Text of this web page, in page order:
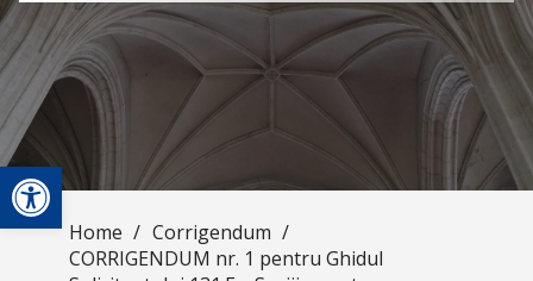
Open toolbar
Home / Corrigendum /
CORRIGENDUM nr. 1 pentru Ghidul